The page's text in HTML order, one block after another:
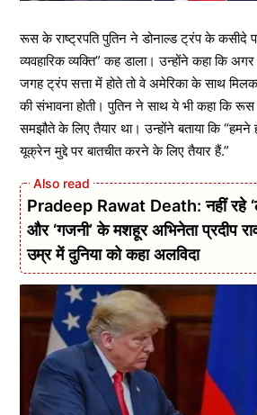
रूस के राष्ट्रपति पुतिन ने डोनाल्ड ट्रंप के कसीदे
व्यवहारिक व्यक्ति” कह डाला। उन्होंने कहा कि
जगह ट्रंप सत्ता में होते तो वे अमेरिका के साथ
की संभावना होती। पुतिन ने साथ ये भी कहा कि
समझौते के लिए तैयार था। उन्होंने बताया कि
यूक्रेन मुद्दे पर बातचीत करने के लिए तैयार हैं.”
Pradeep Rawat Death: नहीं रहे
और ‘गजनी’ के मशहूर अभिनेता प्रदीप
उम्र में दुनिया को कहा अलविदा